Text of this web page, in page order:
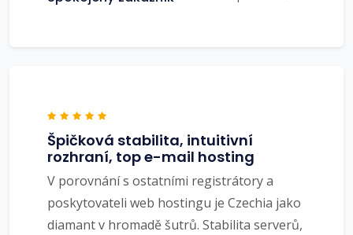
Špičková stabilita, intuitivní
rozhraní, top e-mail hosting
V porovnání s ostatními registrátory a
poskytovateli web hostingu je Czechia jako
diamant v hromadě šutrů. Stabilita serverů,